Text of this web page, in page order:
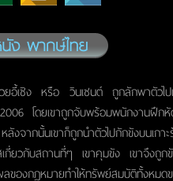
เซิง หรือ วินเซนต์ ถูกลักพาตัวไปเ
2006 โดยเขาถูกจับพร้อมพนักงาน
งจากนั้นเขาก็ถูกนำตัวไปกักขังบนเก
แสเกี่ยวกับสถานที่ๆ เขาคุมขัง เขาจึ
ลของกฎหมายทำให้ทรัพย์สมบัติทั้งห